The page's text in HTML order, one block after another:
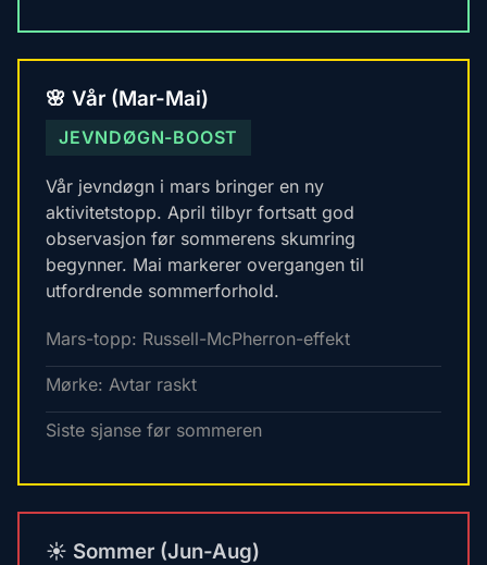
🌸 Vår (Mar-Mai)
JEVNDØGN-BOOST
Vår jevndøgn i mars bringer en ny
aktivitetstopp. April tilbyr fortsatt god
observasjon før sommerens skumring
begynner. Mai markerer overgangen til
utfordrende sommerforhold.
Mars-topp: Russell-McPherron-effekt
Mørke: Avtar raskt
Siste sjanse før sommeren
☀️ Sommer (Jun-Aug)